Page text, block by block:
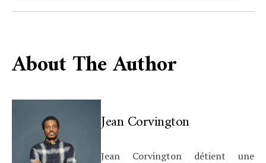
About The Author
Jean Corvington
Jean Corvington détient une